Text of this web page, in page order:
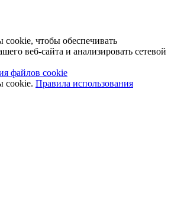
чтобы обеспечивать
веб-сайта и анализировать сетевой
файлов cookie
cookie. Правила использования